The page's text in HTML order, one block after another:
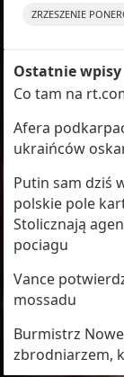
ZRZESZENIE
Ostatnie wpisy
Co tam na
Afera
ukraińców
Putin sam dziś
polskie pole
Stolicznają
pociagu
Vance
mossadu
Burmistrz
zbrodniarzem,